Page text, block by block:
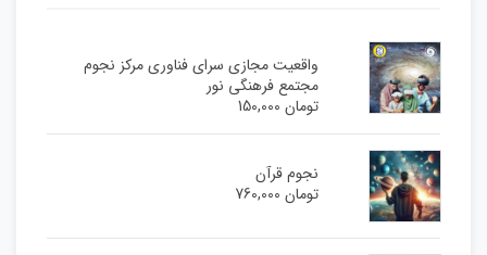
واقعیت مجازی سرای فناوری مرکز نجوم
مجتمع فرهنگی نور
تومان150,000
نجوم قرآن
تومان760,000